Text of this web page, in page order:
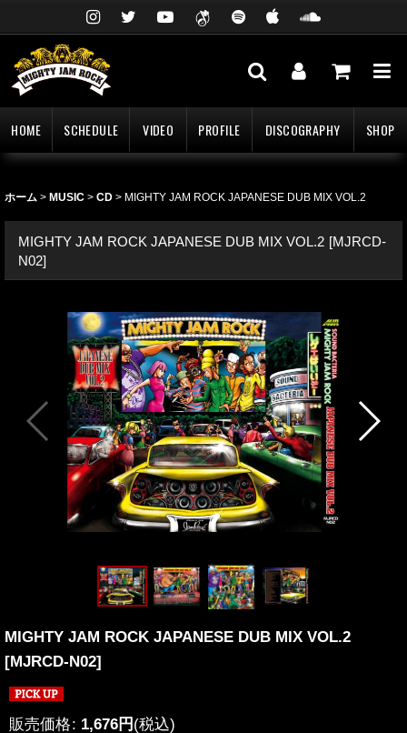
HOME SCHEDULE VIDEO PROFILE DISCOGRAPHY SHOP
ホーム > MUSIC > CD > MIGHTY JAM ROCK JAPANESE DUB MIX VOL.2
MIGHTY JAM ROCK JAPANESE DUB MIX VOL.2 [MJRCD-
N02]
MIGHTY JAM ROCK JAPANESE DUB MIX VOL.2
[MJRCD-N02]
販売価格: 1,676円(税込)